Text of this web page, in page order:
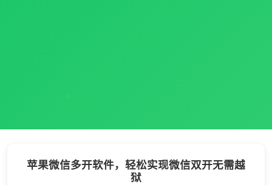
苹果微信多开软件，轻松实现微信双开无需越
狱